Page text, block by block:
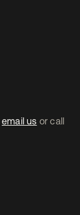
email us or call